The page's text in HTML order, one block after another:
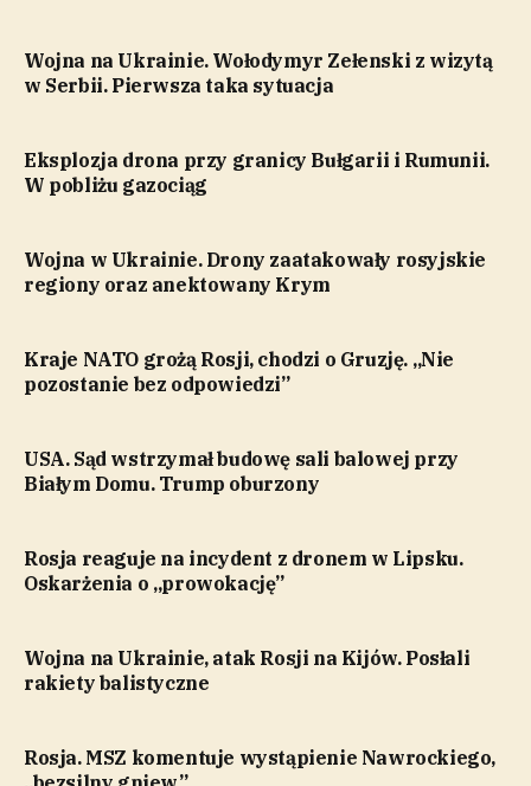
Wojna na Ukrainie. Wołodymyr Zełenski z wizytą
w Serbii. Pierwsza taka sytuacja
Eksplozja drona przy granicy Bułgarii i Rumunii.
W pobliżu gazociąg
Wojna w Ukrainie. Drony zaatakowały rosyjskie
regiony oraz anektowany Krym
Kraje NATO grożą Rosji, chodzi o Gruzję. „Nie
pozostanie bez odpowiedzi”
USA. Sąd wstrzymał budowę sali balowej przy
Białym Domu. Trump oburzony
Rosja reaguje na incydent z dronem w Lipsku.
Oskarżenia o „prowokację”
Wojna na Ukrainie, atak Rosji na Kijów. Posłali
rakiety balistyczne
Rosja. MSZ komentuje wystąpienie Nawrockiego,